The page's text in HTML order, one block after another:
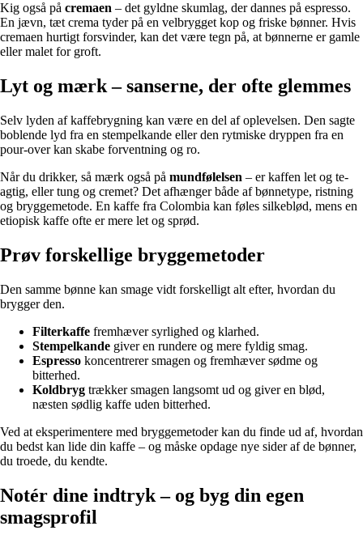
Kig også på cremaen – det gyldne skumlag, der dannes på espresso.
En jævn, tæt crema tyder på en velbrygget kop og friske bønner. Hvis
cremaen hurtigt forsvinder, kan det være tegn på, at bønnerne er gamle
eller malet for groft.
Lyt og mærk – sanserne, der ofte glemmes
Selv lyden af kaffebrygning kan være en del af oplevelsen. Den sagte
boblende lyd fra en stempelkande eller den rytmiske dryppen fra en
pour-over kan skabe forventning og ro.
Når du drikker, så mærk også på mundfølelsen – er kaffen let og te-
agtig, eller tung og cremet? Det afhænger både af bønnetype, ristning
og bryggemetode. En kaffe fra Colombia kan føles silkeblød, mens en
etiopisk kaffe ofte er mere let og sprød.
Prøv forskellige bryggemetoder
Den samme bønne kan smage vidt forskelligt alt efter, hvordan du
brygger den.
Filterkaffe fremhæver syrlighed og klarhed.
Stempelkande giver en rundere og mere fyldig smag.
Espresso koncentrerer smagen og fremhæver sødme og
bitterhed.
Koldbryg trækker smagen langsomt ud og giver en blød,
næsten sødlig kaffe uden bitterhed.
Ved at eksperimentere med bryggemetoder kan du finde ud af, hvordan
du bedst kan lide din kaffe – og måske opdage nye sider af de bønner,
du troede, du kendte.
Notér dine indtryk – og byg din egen
smagsprofil